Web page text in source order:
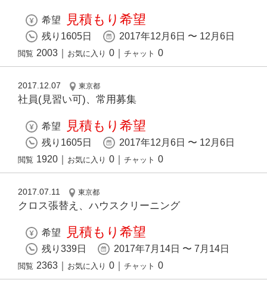
希望 見積もり希望
残り1605日 2017年12月6日 〜 12月6日
閲覧 2003 お気に入り 0 チャット 0
2017.12.07 東京都
社員(見習い可)、常用募集
希望 見積もり希望
残り1605日 2017年12月6日 〜 12月6日
閲覧 1920 お気に入り 0 チャット 0
2017.07.11 東京都
クロス張替え、ハウスクリーニング
希望 見積もり希望
残り339日 2017年7月14日 〜 7月14日
閲覧 2363 お気に入り 0 チャット 0